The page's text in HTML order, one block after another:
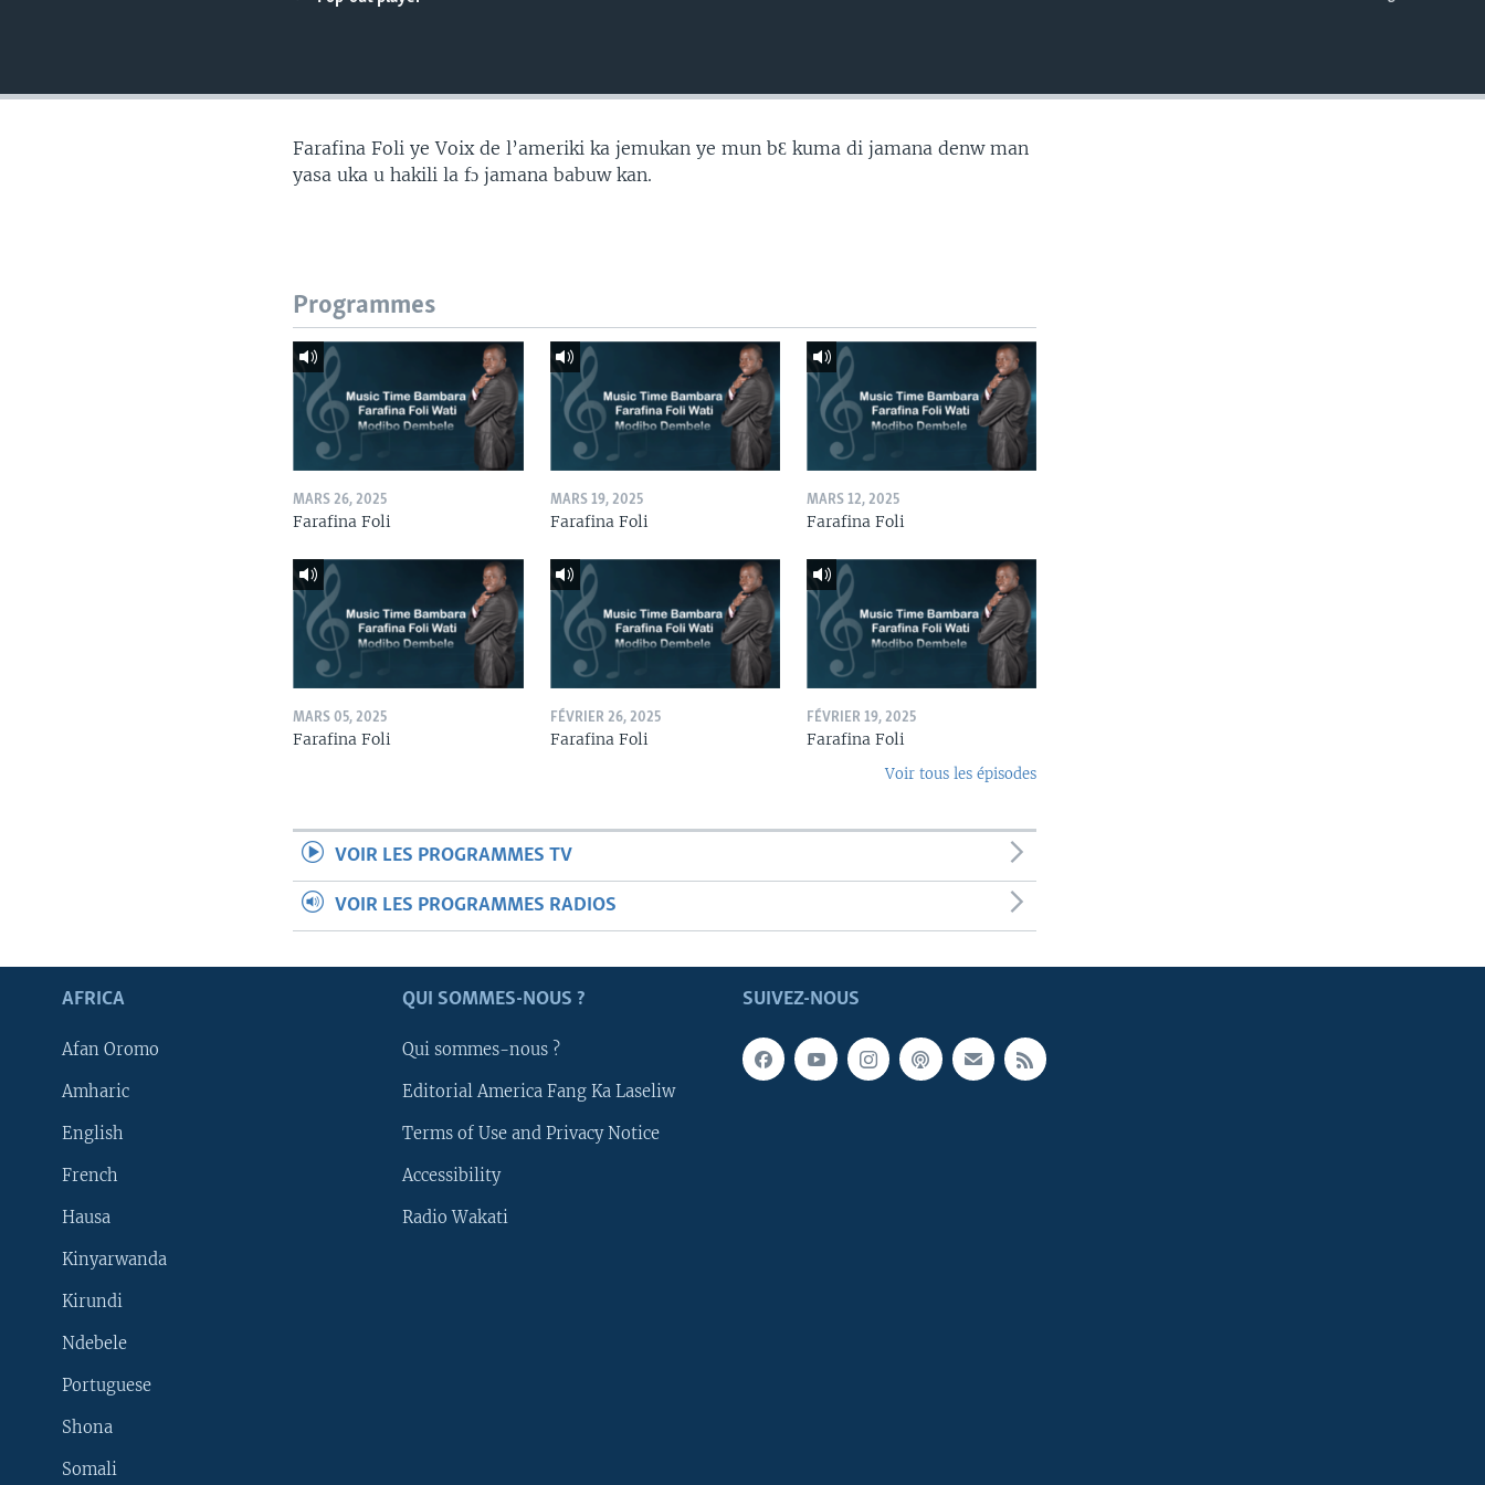
Farafina Foli ye Voix de l’ameriki ka jemukan ye mun bƐ kuma di jamana denw man
yasa uka u hakili la fɔ jamana babuw kan.
Programmes
MARS 26, 2025
Farafina Foli
MARS 19, 2025
Farafina Foli
MARS 12, 2025
Farafina Foli
MARS 05, 2025
Farafina Foli
FÉVRIER 26, 2025
Farafina Foli
FÉVRIER 19, 2025
Farafina Foli
Voir tous les épisodes
VOIR LES PROGRAMMES TV
VOIR LES PROGRAMMES RADIOS
SUIVEZ-NOUS
AFRICA
Afan Oromo
Amharic
English
French
Hausa
Kinyarwanda
Kirundi
Ndebele
Portuguese
Shona
Somali
QUI SOMMES-NOUS ?
Qui sommes-nous ?
Editorial America Fang Ka Laseliw
Terms of Use and Privacy Notice
Accessibility
Radio Wakati